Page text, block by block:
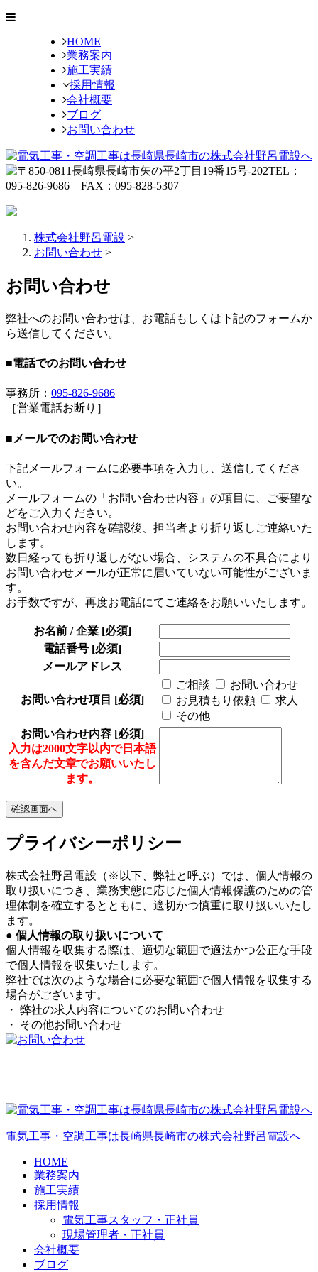
HOME
業務案内
施工実績
採用情報
会社概要
ブログ
お問い合わせ
株式会社野呂電設 >
お問い合わせ >
お問い合わせ
弊社へのお問い合わせは、お電話もしくは下記のフォームか
ら送信してください。
■電話でのお問い合わせ
事務所： 095-826-9686
［営業電話お断り］
■メールでのお問い合わせ
下記メールフォームに必要事項を入力し、送信してくださ
い。
メールフォームの「お問い合わせ内容」の項目に、ご要望な
どをご入力ください。
お問い合わせ内容を確認後、担当者より折り返しご連絡いた
します。
数日経っても折り返しがない場合、システムの不具合により
お問い合わせメールが正常に届いていない可能性がございま
す。
お手数ですが、再度お電話にてご連絡をお願いいたします。
お名前 / 企業 [必須]
電話番号 [必須]
メールアドレス
お問い合わせ項目 [必須]
ご相談
お問い合わせ
お見積もり依頼
求人
その他
お問い合わせ内容 [必須]
入力は2000文字以内で日本語
を含んだ文章でお願いいたし
ます。
プライバシーポリシー
株式会社野呂電設（※以下、弊社と呼ぶ）では、個人情報の
取り扱いにつき、業務実態に応じた個人情報保護のための管
理体制を確立するとともに、適切かつ慎重に取り扱いいたし
ます。
● 個人情報の取り扱いについて
個人情報を収集する際は、適切な範囲で適法かつ公正な手段
で個人情報を収集いたします。
弊社では次のような場合に必要な範囲で個人情報を収集する
場合がございます。
・ 弊社の求人内容についてのお問い合わせ
・ その他お問い合わせ
電気工事・空調工事は長崎県長崎市の株式会社野呂電設へ
HOME
業務案内
施工実績
採用情報
電気工事スタッフ・正社員
現場管理者・正社員
会社概要
ブログ